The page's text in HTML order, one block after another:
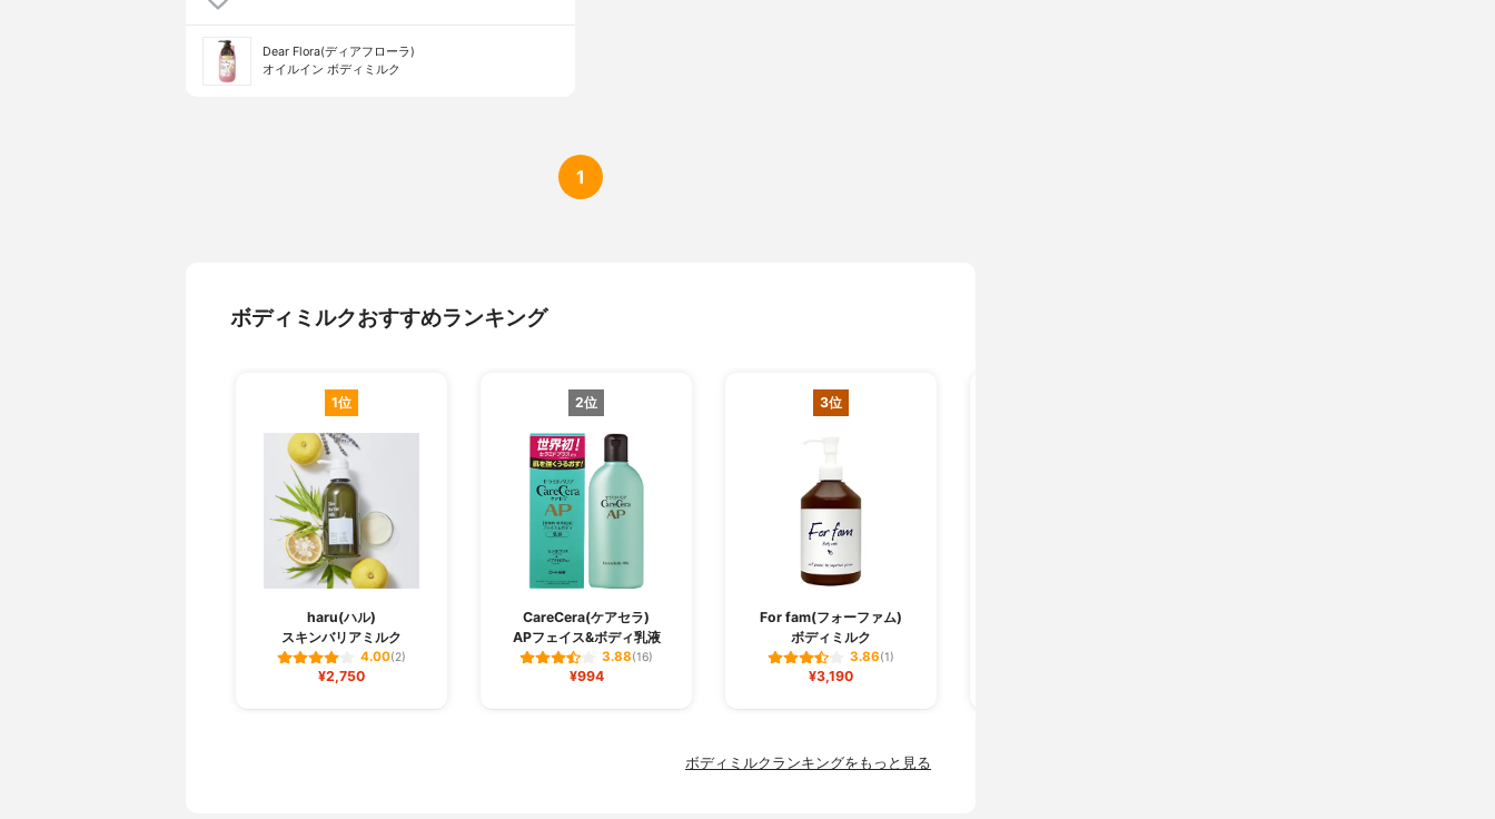
Dear Flora(ディアフローラ)
オイルイン ボディミルク
1
ボディミルクおすすめランキング
1位
haru(ハル)
スキンバリアミルク
4.00(2)
¥2,750
2位
CareCera(ケアセラ)
APフェイス&ボディ乳液
3.88(16)
¥994
3位
For fam(フォーファム)
ボディミルク
3.86(1)
¥3,190
ボディミルクランキングをもっと見る